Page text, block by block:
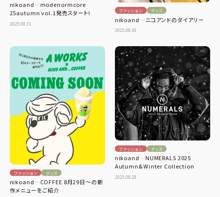
nikoand…modenormcore
25autumn vol.1発売スタート!
2025.08.31
ファッション グッズ
nikoand…ニコアンドのダイアリー
2025.08.30
ファッション グッズ
nikoand…COFFEE 8月29日〜の新
作メニューをご紹介
ファッション グッズ
nikoand…NUMERALS 2025
Autumn&Winter Collection
2025.08.28